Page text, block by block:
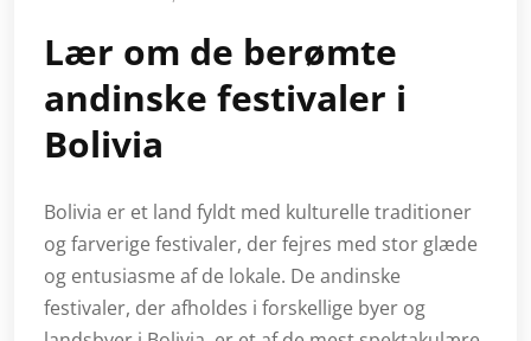
Lær om de berømte
andinske festivaler i
Bolivia
Bolivia er et land fyldt med kulturelle traditioner
og farverige festivaler, der fejres med stor glæde
og entusiasme af de lokale. De andinske
festivaler, der afholdes i forskellige byer og